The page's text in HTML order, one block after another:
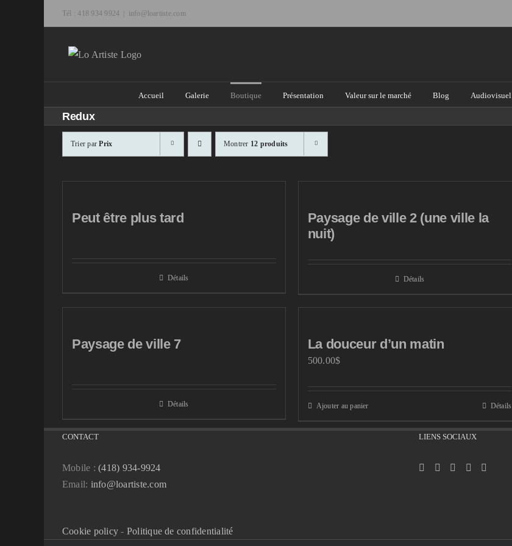
Tél : 418 934 9924 info@loartiste.com
Accueil Galerie Boutique Présentation Valeur sur le marché Blog Audiovisuel
Redux
Trier parPrix Montrer 12 produits
Peut être plus tard
Détails
Paysage de ville 2 (une ville la
nuit)
Détails
Paysage de ville 7
Détails
La douceur d’un matin
500.00$
Ajouter au panier Détails
CONTACT
Mobile :(418) 934-9924
Email: info@loartiste.com
Cookie policy - Politique de confidentialité
LIENS SOCIAUX